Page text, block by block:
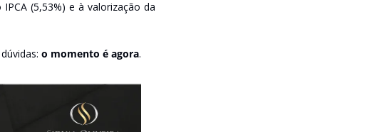
(5,53%) e à valorização da
o momento é agora.